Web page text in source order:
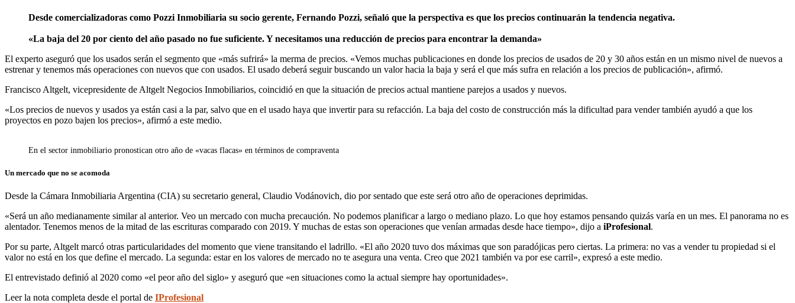
Desde comercializadoras como Pozzi Inmobiliaria su socio gerente, Fernando Pozzi, señaló que la perspectiva es que los precios continuarán la tendencia negativa.
«La baja del 20 por ciento del año pasado no fue suficiente. Y necesitamos una reducción de precios para encontrar la demanda»
El experto aseguró que los usados serán el segmento que «más sufrirá» la merma de precios. «Vemos muchas publicaciones en donde los precios de usados de 20 y 30 años están en un mismo nivel de nuevos a
estrenar y tenemos más operaciones con nuevos que con usados. El usado deberá seguir buscando un valor hacia la baja y será el que más sufra en relación a los precios de publicación», afirmó.
Francisco Altgelt, vicepresidente de Altgelt Negocios Inmobiliarios, coincidió en que la situación de precios actual mantiene parejos a usados y nuevos.
«Los precios de nuevos y usados ya están casi a la par, salvo que en el usado haya que invertir para su refacción. La baja del costo de construcción más la dificultad para vender también ayudó a que los
proyectos en pozo bajen los precios», afirmó a este medio.
En el sector inmobiliario pronostican otro año de «vacas flacas» en términos de compraventa
Un mercado que no se acomoda
Desde la Cámara Inmobiliaria Argentina (CIA) su secretario general, Claudio Vodánovich, dio por sentado que este será otro año de operaciones deprimidas.
«Será un año medianamente similar al anterior. Veo un mercado con mucha precaución. No podemos planificar a largo o mediano plazo. Lo que hoy estamos pensando quizás varía en un mes. El panorama no es
alentador. Tenemos menos de la mitad de las escrituras comparado con 2019. Y muchas de estas son operaciones que venían armadas desde hace tiempo», dijo a iProfesional.
Por su parte, Altgelt marcó otras particularidades del momento que viene transitando el ladrillo. «El año 2020 tuvo dos máximas que son paradójicas pero ciertas. La primera: no vas a vender tu propiedad si el
valor no está en los que define el mercado. La segunda: estar en los valores de mercado no te asegura una venta. Creo que 2021 también va por ese carril», expresó a este medio.
El entrevistado definió al 2020 como «el peor año del siglo» y aseguró que «en situaciones como la actual siempre hay oportunidades».
Leer la nota completa desde el portal de IProfesional